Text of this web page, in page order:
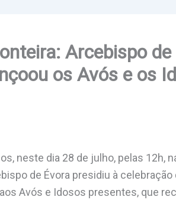
Arcebispo de
os Avós e os
neste dia 28 de julho, pelas 12h,
de Évora presidiu à celebração
Avós e Idosos presentes, que